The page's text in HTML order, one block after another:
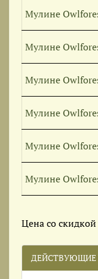
Мулине
Мулине
Мулине
Мулине
Мулине
Мулине
Цена со скидкой
ДЕЙСТВУЮЩИЕ